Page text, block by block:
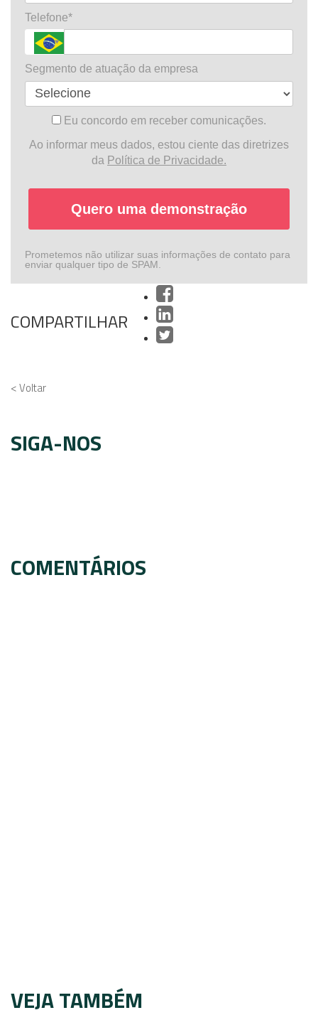
Telefone*
Segmento de atuação da empresa
Eu concordo em receber comunicações.
Ao informar meus dados, estou ciente das diretrizes
da Política de Privacidade.
Quero uma demonstração
Prometemos não utilizar suas informações de contato para
enviar qualquer tipo de SPAM.
COMPARTILHAR
< Voltar
SIGA-NOS
COMENTÁRIOS
VEJA TAMBÉM